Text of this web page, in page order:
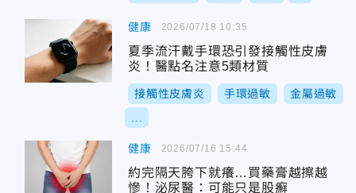
健康
夏季流汗戴手環恐引發接觸性皮膚
炎！醫點名注意5類材質
接觸性皮膚炎 手環過敏 金屬過敏
2026/07/18 10:35
健康
約完隔天胯下就癢…買藥膏越擦越
慘！泌尿醫：可能只是股癬
2026/07/16 15:44